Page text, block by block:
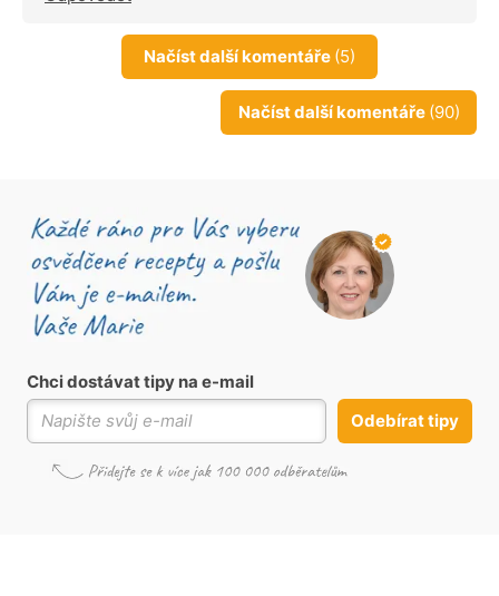
Načíst další komentáře (5)
Načíst další komentáře (90)
Chci dostávat tipy na e-mail
Odebírat tipy